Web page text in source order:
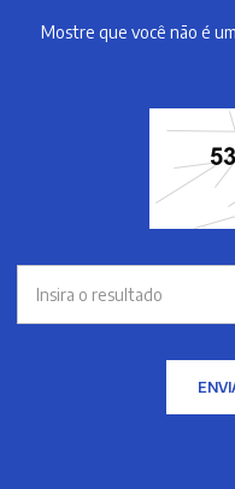
Mostre que você não é